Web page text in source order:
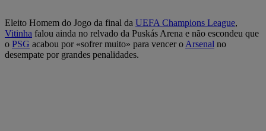
Eleito Homem do Jogo da final da UEFA Champions League,
Vitinha falou ainda no relvado da Puskás Arena e não escondeu que
o PSG acabou por «sofrer muito» para vencer o Arsenal no
desempate por grandes penalidades.